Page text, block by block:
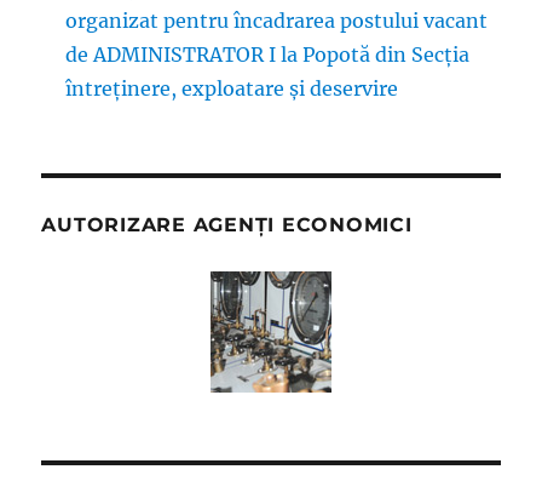
organizat pentru încadrarea postului vacant
de ADMINISTRATOR I la Popotă din Secția
întreținere, exploatare și deservire
AUTORIZARE AGENȚI ECONOMICI